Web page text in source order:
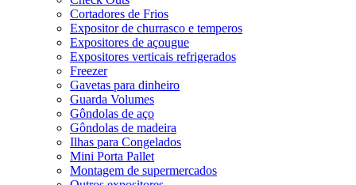
Cortadores de Frios
Expositor de churrasco e temperos
Expositores de açougue
Expositores verticais refrigerados
Freezer
Gavetas para dinheiro
Guarda Volumes
Gôndolas de aço
Gôndolas de madeira
Ilhas para Congelados
Mini Porta Pallet
Montagem de supermercados